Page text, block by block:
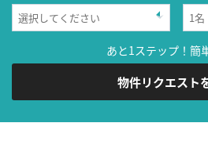
あと1ステップ！簡
物件リクエスト